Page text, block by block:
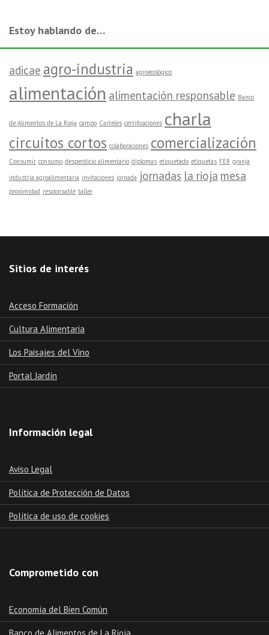
Estoy hablando de…
adicae agro-industria agroecológico
alimentación alimentación responsable Banco
de Alimentos de La Rioja campo Carteles certificaciones charla
circuitos cortos colaboraciones comercialización
Consumir consumo desperdicio alimentario diplomas etiquetado etiquetas FER granja
industria agroalimentaria invitaciones jornada jornadas la rioja mesa
proximidad responsable taller
Sitios de interés
Acceso Formación
Cultura Alimentaria
Los Paisajes del Vino
Portal Jardín
Información legal
Aviso Legal
Política de Protección de Datos
Política de uso de cookies
Comprometido con
Economía del Bien Común